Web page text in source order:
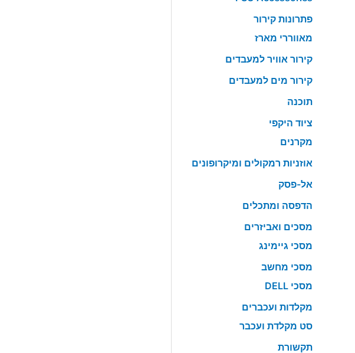
פתרונות קירור
מאווררי מארז
קירור אוויר למעבדים
קירור מים למעבדים
תוכנה
ציוד היקפי
מקרנים
אוזניות רמקולים ומיקרופונים
אל-פסק
הדפסה ומתכלים
מסכים ואביזרים
מסכי גיימינג
מסכי מחשב
מסכי DELL
מקלדות ועכברים
סט מקלדת ועכבר
תקשורת